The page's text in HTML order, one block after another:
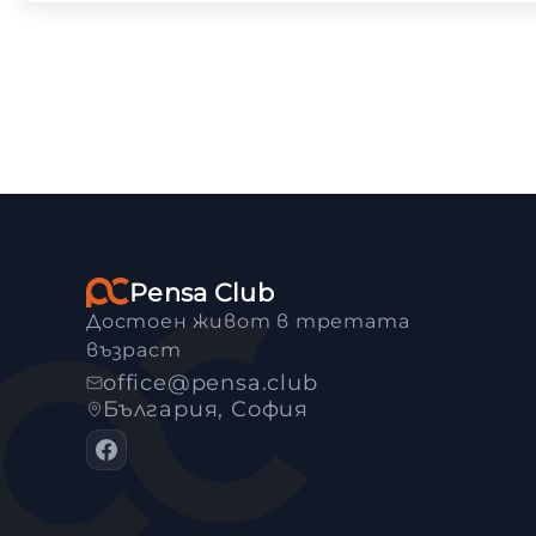
Pensa Club
Достоен живот в третата
възраст
office@pensa.club
България, София